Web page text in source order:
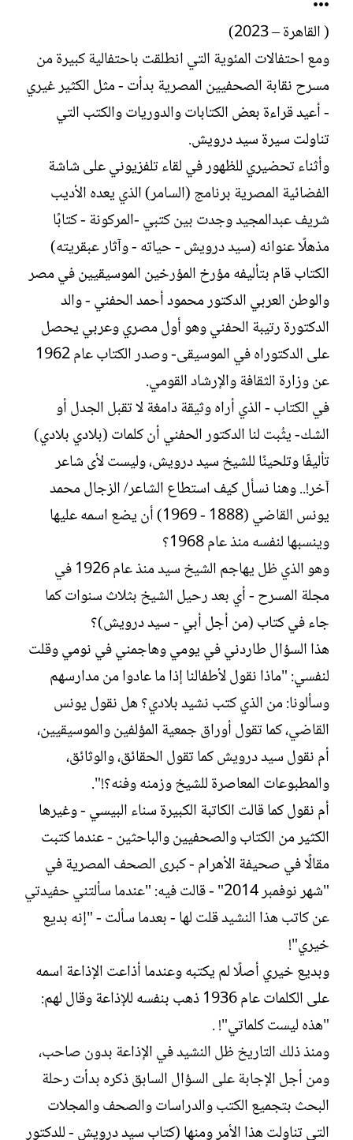
•••
( القاهرة – 2023)
ومع احتفالات المئوية التي انطلقت باحتفالية كبيرة من
مسرح نقابة الصحفيين المصرية بدأت - مثل الكثير غيري
- أعيد قراءة بعض الكتابات والدوريات والكتب التي
تناولت سيرة سيد درويش.
وأثناء تحضيري للظهور في لقاء تلفزيوني على شاشة
الفضائية المصرية برنامج (السامر) الذي يعده الأديب
شريف عبدالمجيد وجدت بين كتبي -المركونة - كتابًا
مذهلًا عنوانه (سيد درويش - حياته - وآثار عبقريته)
الكتاب قام بتأليفه مؤرخ المؤرخين الموسيقيين في مصر
والوطن العربي الدكتور محمود أحمد الحفني - والد
الدكتورة رتيبة الحفني وهو أول مصري وعربي يحصل
على الدكتوراه في الموسيقى- وصدر الكتاب عام 1962
عن وزارة الثقافة والإرشاد القومي.
في الكتاب - الذي أراه وثيقة دامغة لا تقبل الجدل أو
الشك- يثُبت لنا الدكتور الحفني أن كلمات (بلادي بلادي)
تأليفًا وتلحينًا للشيخ سيد درويش، وليست لأى شاعر
آخر!.. وهنا نسأل كيف استطاع الشاعر/ الزجال محمد
يونس القاضي (1888 - 1969) أن يضع اسمه عليها
وينسبها لنفسه منذ عام 1968؟
وهو الذي ظل يهاجم الشيخ سيد منذ عام 1926 في
مجلة المسرح - أي بعد رحيل الشيخ بثلاث سنوات كما
جاء في كتاب (من أجل أبي - سيد درويش)؟
هذا السؤال طاردني في يومي وهاجمني في نومي وقلت
لنفسي: "ماذا نقول لأطفالنا إذا ما عادوا من مدارسهم
وسألونا: من الذي كتب نشيد بلادي؟ هل نقول يونس
القاضي، كما تقول أوراق جمعية المؤلفين والموسيقيين،
أم نقول سيد درويش كما تقول الحقائق، والوثائق،
والمطبوعات المعاصرة للشيخ وزمنه وفنه؟!".
أم نقول كما قالت الكاتبة الكبيرة سناء البيسي - وغيرها
الكثير من الكتاب والصحفيين والباحثين - عندما كتبت
مقالًا في صحيفة الأهرام - كبرى الصحف المصرية في
"شهر نوفمبر 2014" - قالت فيه: "عندما سألتني حفيدتي
عن كاتب هذا النشيد قلت لها - بعدما سألت - "إنه بديع
خيري"!
وبديع خيري أصلًا لم يكتبه وعندما أذاعت الإذاعة اسمه
على الكلمات عام 1936 ذهب بنفسه للإذاعة وقال لهم:
"هذه ليست كلماتي"! .
ومنذ ذلك التاريخ ظل النشيد في الإذاعة بدون صاحب،
ومن أجل الإجابة على السؤال السابق ذكره بدأت رحلة
البحث بتجميع الكتب والدراسات والصحف والمجلات
التي تناولت هذا الأمر ومنها (كتاب سيد درويش - للدكتور